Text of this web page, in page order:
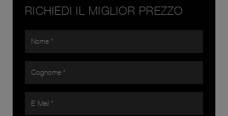
RICHIEDI IL MIGLIOR PREZZO